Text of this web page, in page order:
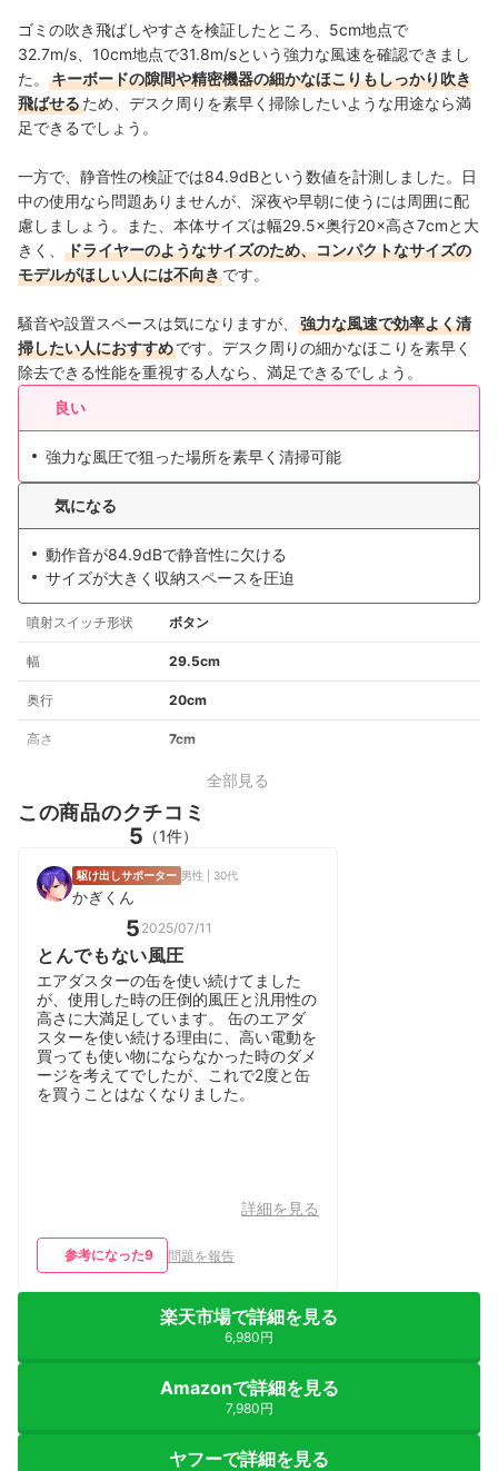
ゴミの吹き飛ばしやすさを検証したところ、5cm地点で
32.7m/s、10cm地点で31.8m/sという強力な風速を確認できまし
た。
キーボードの隙間や精密機器の細かなほこりもしっかり吹き
飛ばせるため、デスク周りを素早く掃除したいような用途なら満
足できるでしょう。
一方で、静音性の検証では84.9dBという数値を計測しました。日
中の使用なら問題ありませんが、深夜や早朝に使うには周囲に配
慮しましょう。また、本体サイズは幅29.5×奥行20×高さ7cmと大
きく、
ドライヤーのようなサイズのため、コンパクトなサイズの
モデルがほしい人には不向きです。
騒音や設置スペースは気になりますが、
強力な風速で効率よく清
掃したい人におすすめです。デスク周りの細かなほこりを素早く
除去できる性能を重視する人なら、満足できるでしょう。
良い
強力な風圧で狙った場所を素早く清掃可能
気になる
動作音が84.9dBで静音性に欠ける
サイズが大きく収納スペースを圧迫
噴射スイッチ形状 ボタン
幅 29.5cm
奥行 20cm
高さ 7cm
全部見る
この商品のクチコミ
5 （1件）
駆け出しサポーター 男性 | 30代
かぎくん
5 2025/07/11
とんでもない風圧
エアダスターの缶を使い続けてました
が、使用した時の圧倒的風圧と汎用性の
高さに大満足しています。 缶のエアダ
スターを使い続ける理由に、高い電動を
買っても使い物にならなかった時のダメ
ージを考えてでしたが、これで2度と缶
を買うことはなくなりました。
詳細を見る
参考になった9 問題を報告
楽天市場で詳細を見る
6,980円
Amazonで詳細を見る
7,980円
ヤフーで詳細を見る